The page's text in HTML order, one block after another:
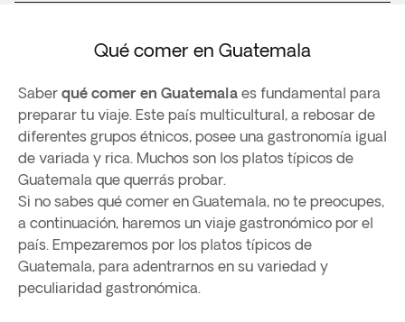
Qué comer en Guatemala
Saber qué comer en Guatemala es fundamental para
preparar tu viaje. Este país multicultural, a rebosar de
diferentes grupos étnicos, posee una gastronomía igual
de variada y rica. Muchos son los platos típicos de
Guatemala que querrás probar.
Si no sabes qué comer en Guatemala, no te preocupes,
a continuación, haremos un viaje gastronómico por el
país. Empezaremos por los platos típicos de
Guatemala, para adentrarnos en su variedad y
peculiaridad gastronómica.